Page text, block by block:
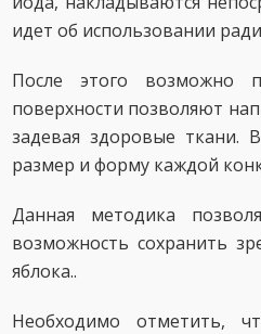
идет об использовании
После этого возможно
поверхности позволяют
задевая здоровые ткани.
размер и форму каждой
Данная методика
возможность сохранить
яблока..
Необходимо отметить,